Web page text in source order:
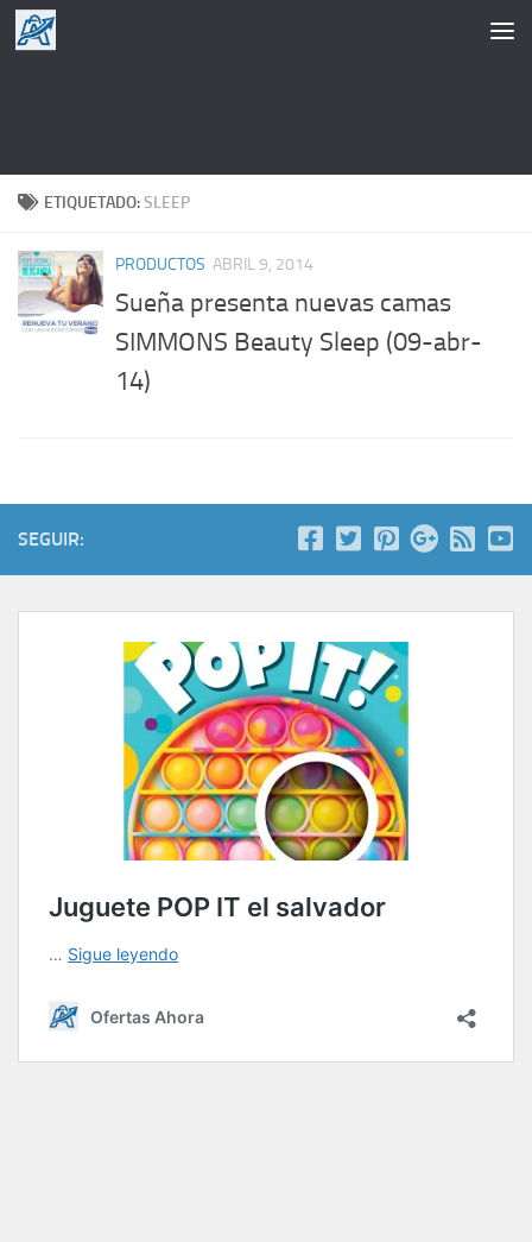
Saltar al contenido
ETIQUETADO:SLEEP
PRODUCTOS ABRIL 9, 2014
Sueña presenta nuevas camas
SIMMONS Beauty Sleep (09-abr-
14)
SEGUIR: